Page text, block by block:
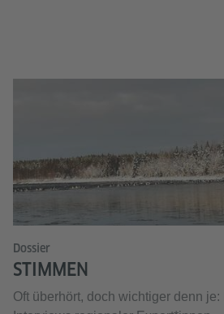
Dossier
STIMMEN
Oft überhört, doch wichtiger denn